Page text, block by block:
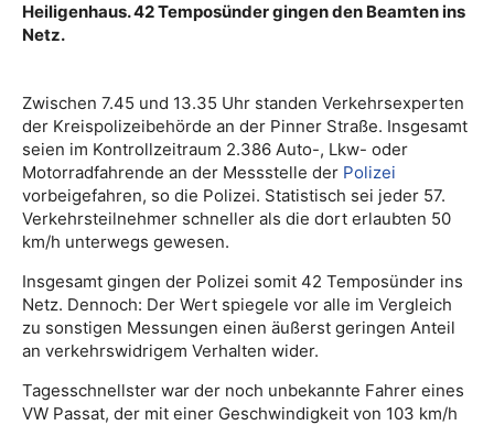
Heiligenhaus. 42 Temposünder gingen den Beamten ins
Netz.
Zwischen 7.45 und 13.35 Uhr standen Verkehrsexperten
der Kreispolizeibehörde an der Pinner Straße. Insgesamt
seien im Kontrollzeitraum 2.386 Auto-, Lkw- oder
Motorradfahrende an der Messstelle der Polizei
vorbeigefahren, so die Polizei. Statistisch sei jeder 57.
Verkehrsteilnehmer schneller als die dort erlaubten 50
km/h unterwegs gewesen.
Insgesamt gingen der Polizei somit 42 Temposünder ins
Netz. Dennoch: Der Wert spiegele vor alle im Vergleich
zu sonstigen Messungen einen äußerst geringen Anteil
an verkehrswidrigem Verhalten wider.
Tagesschnellster war der noch unbekannte Fahrer eines
VW Passat, der mit einer Geschwindigkeit von 103 km/h